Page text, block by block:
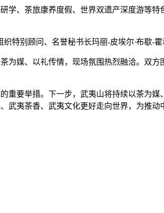
、茶旅康养度假、世界双遗产深度游等
特别顾问、名誉秘书长玛丽-皮埃尔·布歇-霍
为媒、以礼传情，现场氛围热烈融洽。双
重要举措。下一步，武夷山将持续以茶为
夷茶香、武夷文化更好走向世界，为推动